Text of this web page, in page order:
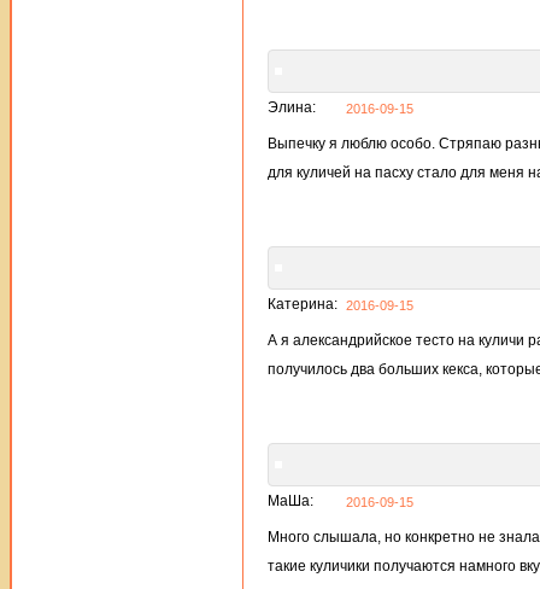
Элина: 2016-09-15
Выпечку я люблю особо. Стряпаю
для куличей на пасху стало для меня
Катерина: 2016-09-15
А я александрийское тесто на
получилось два больших кекса,
МаШа: 2016-09-15
Много слышала, но конкретно не
такие куличики получаются намного